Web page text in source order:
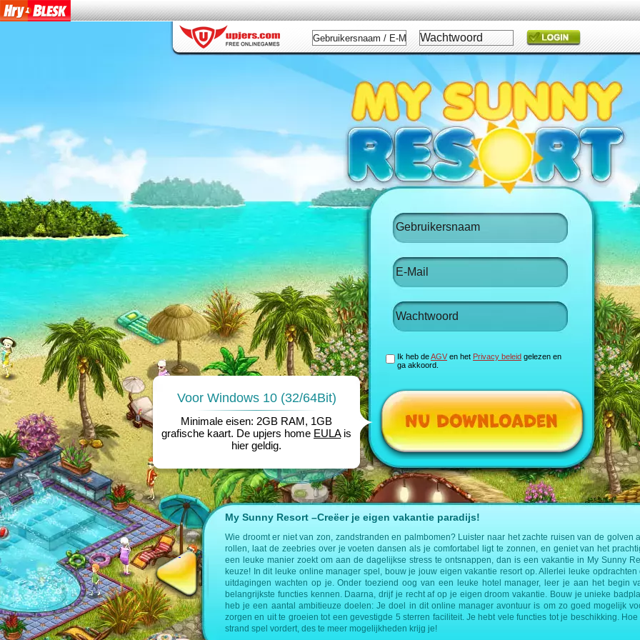
de volgende pagina’s:
spel
My Sunny Resort –Creëer je eigen vakantie paradijs!
Wie droomt er niet van zon, zandstranden en palmbomen? Luister naar het zachte ruisen van de golven
rollen, laat de zeebries over je voeten dansen als je comfortabel ligt te zonnen, en geniet van het
een leuke manier zoekt om aan de dagelijkse stress te ontsnappen, dan is een vakantie in My Sunny
keuze! In dit leuke online manager spel, bouw je jouw eigen vakantie resort op. Allerlei leuke opdrachten
uitdagingen wachten op je. Onder toeziend oog van een leuke hotel manager, leer je aan het begin
belangrijkste functies kennen. Daarna, drijf je recht af op je eigen droom vakantie. Bouw je unieke
heb je een aantal ambitieuze doelen: Je doel in dit online manager avontuur is om zo goed mogelijk
zorgen en uit te groeien tot een gevestigde 5 sterren faciliteit. Je hebt vele functies tot je beschikking.
strand spel vordert, des te meer mogelijkheden krijg je!
Ik heb deAGV en het Privacy beleid gelezen en
ga akkoord.
Voor Windows 10 (32/64Bit)
Minimale eisen: 2GB RAM, 1GB
grafische kaart. De upjers home EULAis
hier geldig.